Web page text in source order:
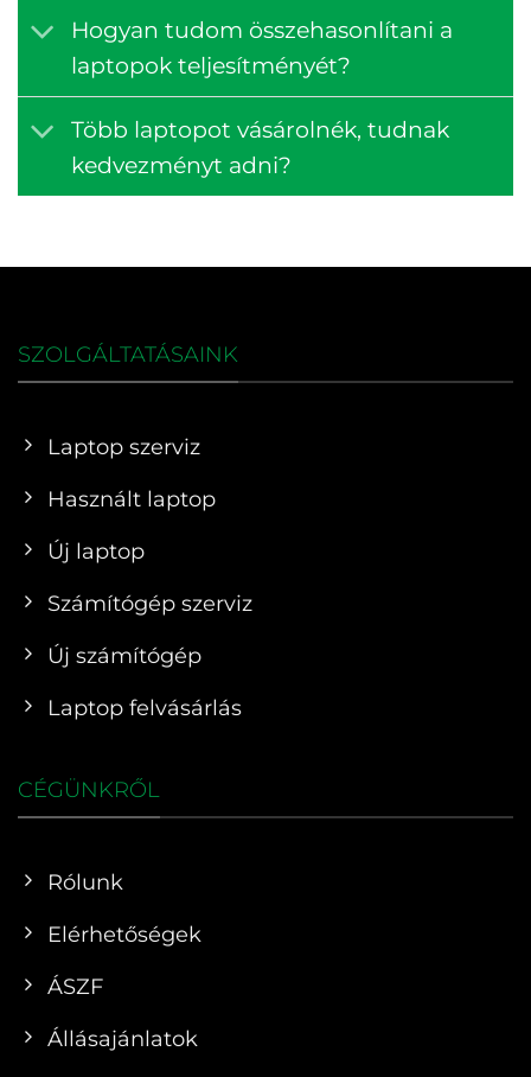
Hogyan tudom összehasonlítani a
laptopok teljesítményét?
Több laptopot vásárolnék, tudnak
kedvezményt adni?
SZOLGÁLTATÁSAINK
Laptop szerviz
Használt laptop
Új laptop
Számítógép szerviz
Új számítógép
Laptop felvásárlás
CÉGÜNKRŐL
Rólunk
Elérhetőségek
ÁSZF
Állásajánlatok